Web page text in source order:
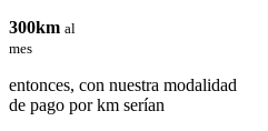
300km al
mes
entonces, con nuestra modalidad
de pago por km serían